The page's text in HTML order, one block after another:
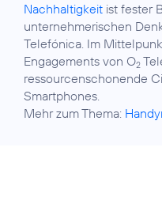
Nachhaltigkeit ist fester
unternehmerischen
Telefónica. Im
Engagements von O2
ressourcenschonende
Smartphones.
Mehr zum Thema: